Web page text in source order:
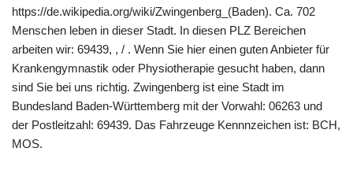
https://de.wikipedia.org/wiki/Zwingenberg_(Baden). Ca. 702
Menschen leben in dieser Stadt. In diesen PLZ Bereichen
arbeiten wir: 69439, , / . Wenn Sie hier einen guten Anbieter für
Krankengymnastik oder Physiotherapie gesucht haben, dann
sind Sie bei uns richtig. Zwingenberg ist eine Stadt im
Bundesland Baden-Württemberg mit der Vorwahl: 06263 und
der Postleitzahl: 69439. Das Fahrzeuge Kennnzeichen ist: BCH,
MOS.